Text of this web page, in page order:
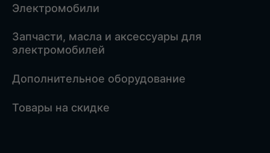
Электромобили
Запчасти, масла и аксессуары для
электромобилей
Дополнительное оборудование
Товары на скидке